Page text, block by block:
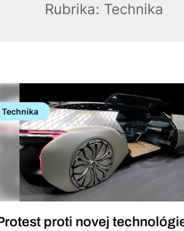
Rubrika: Technika
Technika
proti novej